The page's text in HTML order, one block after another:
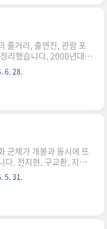
습니다. 특히 개봉 전부터
이 관심을 모았습니다. 극
앵글'의 뮤직비디오는 수
고, 배우 오정세가 선보인
줄거리, 출연진, 관람 포
리했습니다. 2000년대
시지를 담은 한국 코미
드 씽(2026), 어떤 영화
일드 씽(Wild Sing)은 웃
한국 코미디 영화다. 손
. 영화는 한때 최고의 인
그룹이 20년 만에 다시 무
투하는 과정을 중심으로
를 넘어 지나간 청춘과 미
작품이다. 영화 정보 제
개봉 : 20..
6. 28.
군체가 개봉과 동시에 뜨
다. 전지현, 구교환, 지창
존 좀비 영화와는 차별화
데요. 특히 집단 지성을
재는 개봉 전부터 화제
실제 관람 이후에는 호
5. 31.